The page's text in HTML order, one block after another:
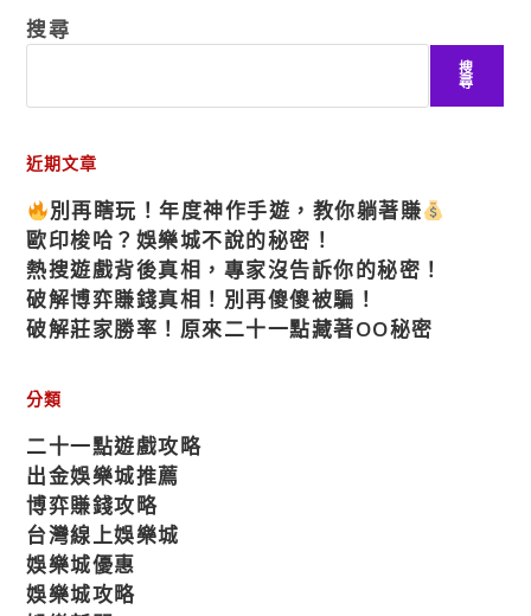
搜尋
搜
尋
近期文章
別再瞎玩！年度神作手遊，教你躺著賺
歐印梭哈？娛樂城不說的秘密！
熱搜遊戲背後真相，專家沒告訴你的秘密！
破解博弈賺錢真相！別再傻傻被騙！
破解莊家勝率！原來二十一點藏著OO秘密
分類
二十一點遊戲攻略
出金娛樂城推薦
博弈賺錢攻略
台灣線上娛樂城
娛樂城優惠
娛樂城攻略